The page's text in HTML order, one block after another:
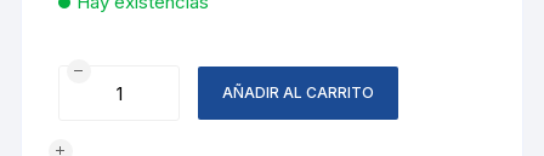
CARTULINA
CORRUGADA
AÑADIR AL CARRITO